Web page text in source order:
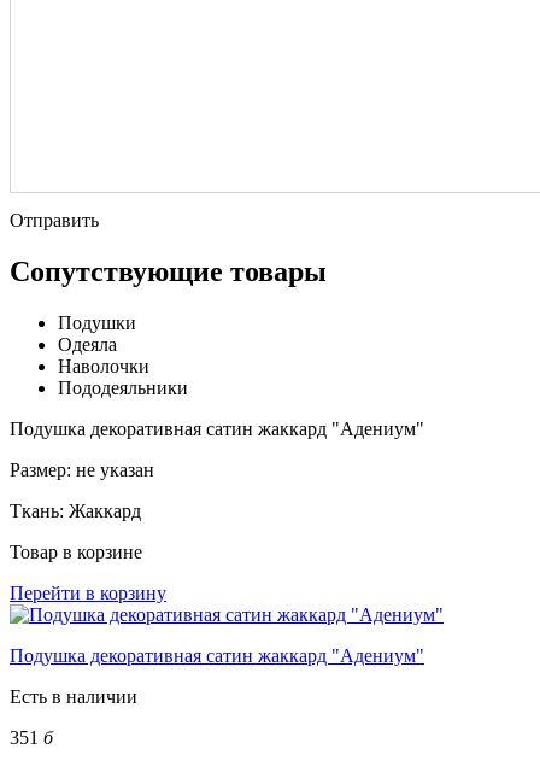
Отправить
Сопутствующие товары
Подушки
Одеяла
Наволочки
Пододеяльники
Подушка декоративная сатин жаккард "Адениум"
Размер: не указан
Ткань: Жаккард
Товар в корзине
Перейти в корзину
Подушка декоративная сатин жаккард "Адениум"
Есть в наличии
351 б